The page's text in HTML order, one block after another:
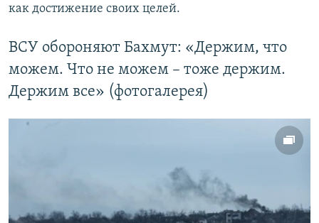
как достижение своих целей.
ВСУ обороняют Бахмут: «Держим, что
можем. Что не можем – тоже держим.
Держим все» (фотогалерея)